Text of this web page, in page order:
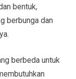
bentuk,
berbunga dan
berbeda untuk